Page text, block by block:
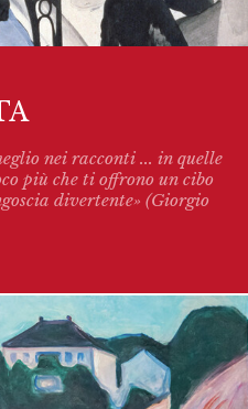
nei racconti ... in quelle
più che ti offrono un cibo
divertente» (Giorgio